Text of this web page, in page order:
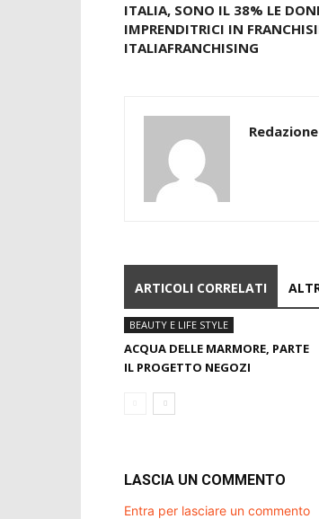
ITALIA, SONO IL 38% LE
IMPRENDITRICI IN
ITALIAFRANCHISING
ARTICOLI CORRELATI
BEAUTY E LIFE STYLE
ACQUA DELLE MARMORE, PARTE
IL PROGETTO NEGOZI
LASCIA UN COMMENTO
Entra per lasciare un commento